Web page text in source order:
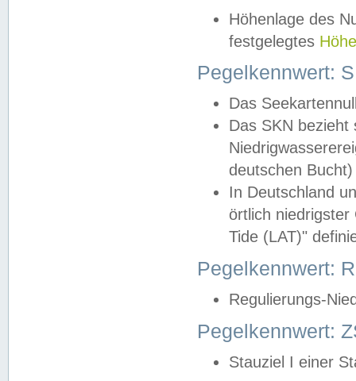
Höhenlage des
festgelegtes
Pegelkennwert:
Das
Das SKN
deutschen
In Deutschland
örtlich
Tide (LAT)"
Pegelkennwert:
Regulierungs-
Pegelkennwert:
Stauziel I einer